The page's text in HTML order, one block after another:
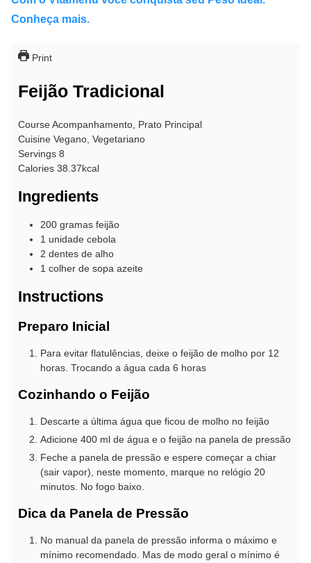
Conheça mais.
Print
Feijão Tradicional
CourseAcompanhamento, Prato Principal
Cuisine Vegano, Vegetariano
Servings 8
Calories 38.37kcal
Ingredients
200 gramas feijão
1 unidade cebola
2 dentes de alho
1 colher de sopa azeite
Instructions
Preparo Inicial
Para evitar flatulências, deixe o feijão de molho por 12
horas. Trocando a água cada 6 horas
Cozinhando o Feijão
Descarte a última água que ficou de molho no feijão
Adicione 400 ml de água e o feijão na panela de pressão
Feche a panela de pressão e espere começar a chiar
(sair vapor), neste momento, marque no relógio 20
minutos. No fogo baixo.
Dica da Panela de Pressão
No manual da panela de pressão informa o máximo e
mínimo recomendado. Mas de modo geral o mínimo é